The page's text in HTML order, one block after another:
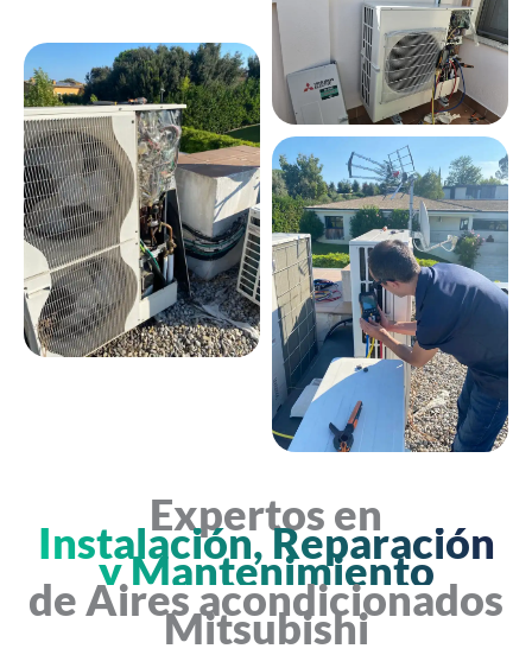
Expertos en
Instalación, Reparación
y Mantenimiento
de Aires acondicionados
Mitsubishi